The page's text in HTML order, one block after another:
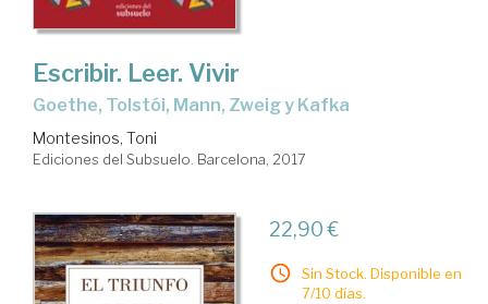
Escribir. Leer. Vivir
Goethe, Tolstói, Mann, Zweig y Kafka
Montesinos, Toni
Ediciones del Subsuelo. Barcelona, 2017
22,90 €
Sin Stock. Disponible en
7/10 días.